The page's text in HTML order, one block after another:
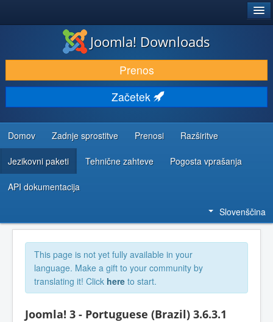
PRENESI IN RAZŠIRI
ODKRIJTE & IZVEJTE
SKUPNOST IN PODPORA
VIRI ZA RAZVIJALCE
Joomla! Downloads
Prenos
Začetek
Domov Zadnje sprostitve Prenosi Razširitve
Jezikovni paketi Tehnične zahteve Pogosta vprašanja
API dokumentacija
Slovenščina
This page is not yet fully available in your
language. Make a gift to your community by
translating it! Click here to start.
Joomla! 3 - Portuguese (Brazil) 3.6.3.1